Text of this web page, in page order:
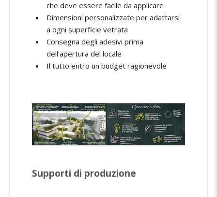
che deve essere facile da applicare
Dimensioni personalizzate per adattarsi
a ogni superficie vetrata
Consegna degli adesivi prima
dell'apertura del locale
Il tutto entro un budget ragionevole
Supporti di produzione